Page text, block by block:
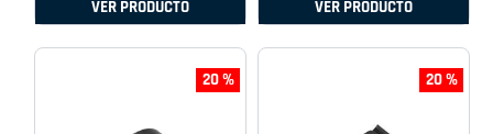
VER PRODUCTO VER PRODUCTO
20 % 20 %